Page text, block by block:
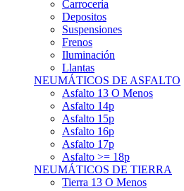
Suspensiones
Frenos
Iluminación
Llantas
NEUMÁTICOS DE ASFALTO
Asfalto 13 O Menos
Asfalto 14p
Asfalto 15p
Asfalto 16p
Asfalto 17p
Asfalto >= 18p
NEUMÁTICOS DE TIERRA
Tierra 13 O Menos
Tierra 14p